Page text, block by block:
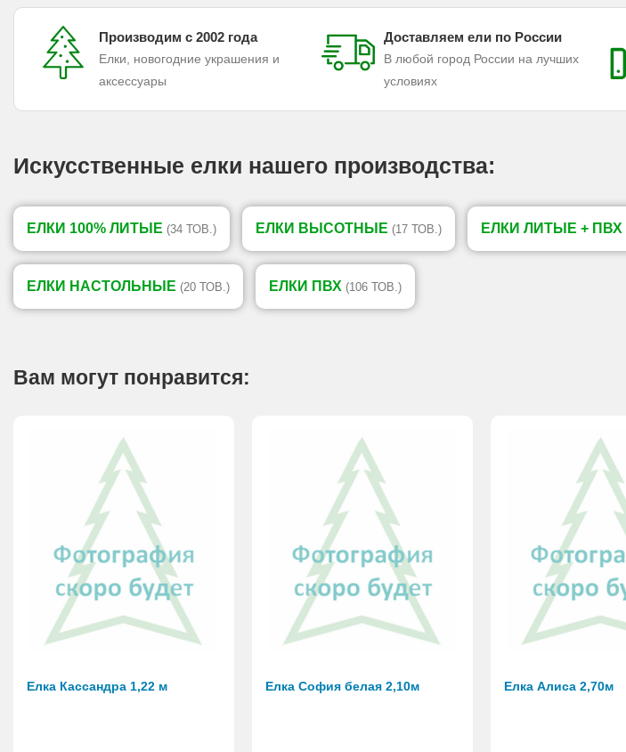
Производим с 2002 года
Елки, новогодние украшения и
аксессуары
Доставляем ели по России
В любой город России на лучших
условиях
Искусственные елки нашего производства:
ЕЛКИ 100% ЛИТЫЕ (34 ТОВ.) ЕЛКИ ВЫСОТНЫЕ (17 ТОВ.) ЕЛКИ ЛИТЫЕ + ПВХ
ЕЛКИ НАСТОЛЬНЫЕ (20 ТОВ.) ЕЛКИ ПВХ (106 ТОВ.)
Вам могут понравится:
Елка Кассандра 1,22 м Елка София белая 2,10м Елка Алиса 2,70м